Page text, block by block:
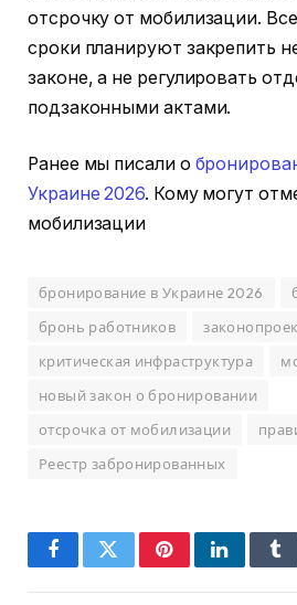
отсрочку от мобилизации.
сроки планируют закрепить
законе, а не регулировать
подзаконными актами.
Ранее мы писали о
Украине 2026. Кому могут
мобилизации
бронирование в Украине 2026
бронь работников
критическая инфраструктура
новый закон о бронировании
отсрочка от мобилизации
Реестр забронированных
FacebookTwitterPinterestLinkedIn